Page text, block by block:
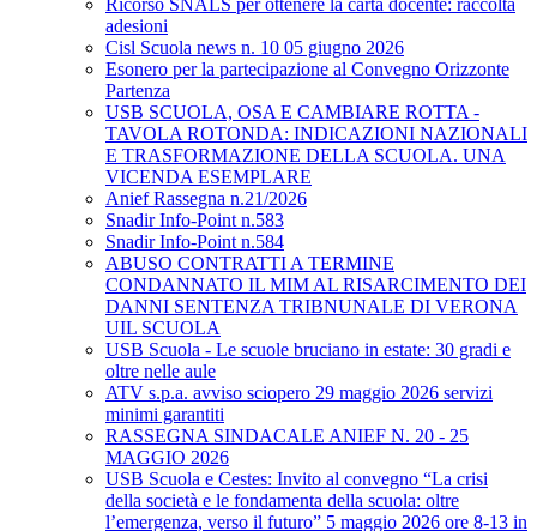
Ricorso SNALS per ottenere la carta docente: raccolta
adesioni
Cisl Scuola news n. 10 05 giugno 2026
Esonero per la partecipazione al Convegno Orizzonte
Partenza
USB SCUOLA, OSA E CAMBIARE ROTTA -
TAVOLA ROTONDA: INDICAZIONI NAZIONALI
E TRASFORMAZIONE DELLA SCUOLA. UNA
VICENDA ESEMPLARE
Anief Rassegna n.21/2026
Snadir Info-Point n.583
Snadir Info-Point n.584
ABUSO CONTRATTI A TERMINE
CONDANNATO IL MIM AL RISARCIMENTO DEI
DANNI SENTENZA TRIBNUNALE DI VERONA
UIL SCUOLA
USB Scuola - Le scuole bruciano in estate: 30 gradi e
oltre nelle aule
ATV s.p.a. avviso sciopero 29 maggio 2026 servizi
minimi garantiti
RASSEGNA SINDACALE ANIEF N. 20 - 25
MAGGIO 2026
USB Scuola e Cestes: Invito al convegno “La crisi
della società e le fondamenta della scuola: oltre
l’emergenza, verso il futuro” 5 maggio 2026 ore 8-13 in